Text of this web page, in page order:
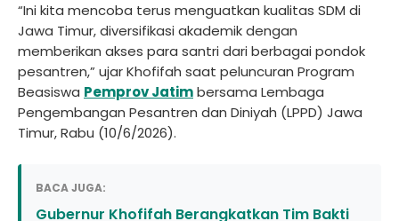
“Ini kita mencoba terus menguatkan kualitas SDM di
Jawa Timur, diversifikasi akademik dengan
memberikan akses para santri dari berbagai pondok
pesantren,” ujar Khofifah saat peluncuran Program
Beasiswa Pemprov Jatimbersama Lembaga
Pengembangan Pesantren dan Diniyah (LPPD) Jawa
Timur, Rabu (10/6/2026).
BACA JUGA:
Gubernur Khofifah Berangkatkan Tim Bakti